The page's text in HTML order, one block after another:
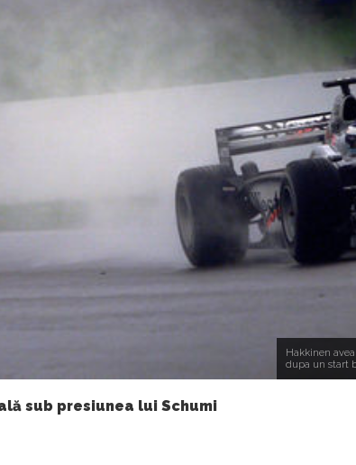
Hakkinen
dupa un start
sub presiunea lui Schumi